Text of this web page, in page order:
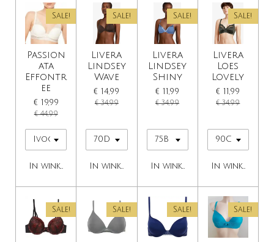
Sale!
Passion
ata
Effontr
ee
€ 19,99
€ 44,99
In winkelwagen
Sale!
Livera
Lindsey
Wave
€ 14,99
€ 34,99
In winkelwagen
Sale!
Livera
Lindsey
Shiny
€ 11,99
€ 34,99
In winkelwagen
Sale!
Livera
Loes
Lovely
€ 11,99
€ 34,99
In
Sale! Sale! Sale! Sale!